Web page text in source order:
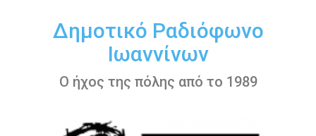
περιεχόμενοΔημοτικό Ραδιόφωνο
Ιωαννίνων
Ο ήχος της πόλης από το 1989